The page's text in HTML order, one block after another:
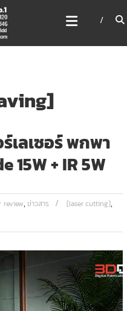
ร์
เลเซอร์ พกพา
15W + IR 5W
review,ข่าวสาร [laser cutting],